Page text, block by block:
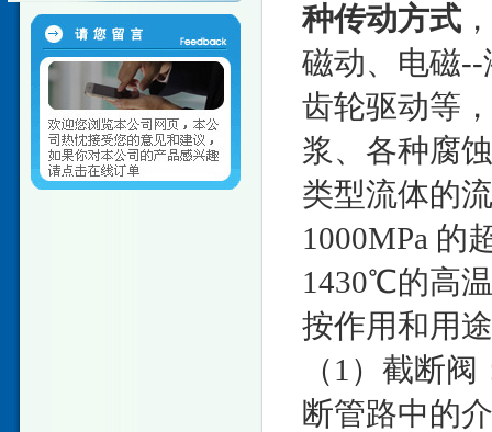
种传动方式
磁动、电磁
齿轮驱动等
浆、各种腐
类型流体的
1000MPa 的
1430℃的高
按作用和用
（1）截断
断管路中的